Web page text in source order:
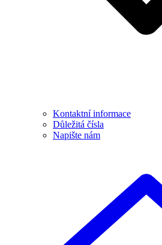
Kontaktní informace
Důležitá čísla
Napište nám